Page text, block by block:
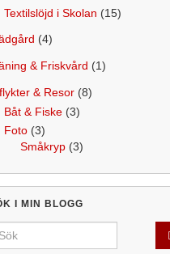
Textilslöjd i Skolan (15)
(4)
& Friskvård (1)
& Resor(8)
Båt & Fiske(3)
Foto(3)
Småkryp(3)
I MIN BLOGG
for: